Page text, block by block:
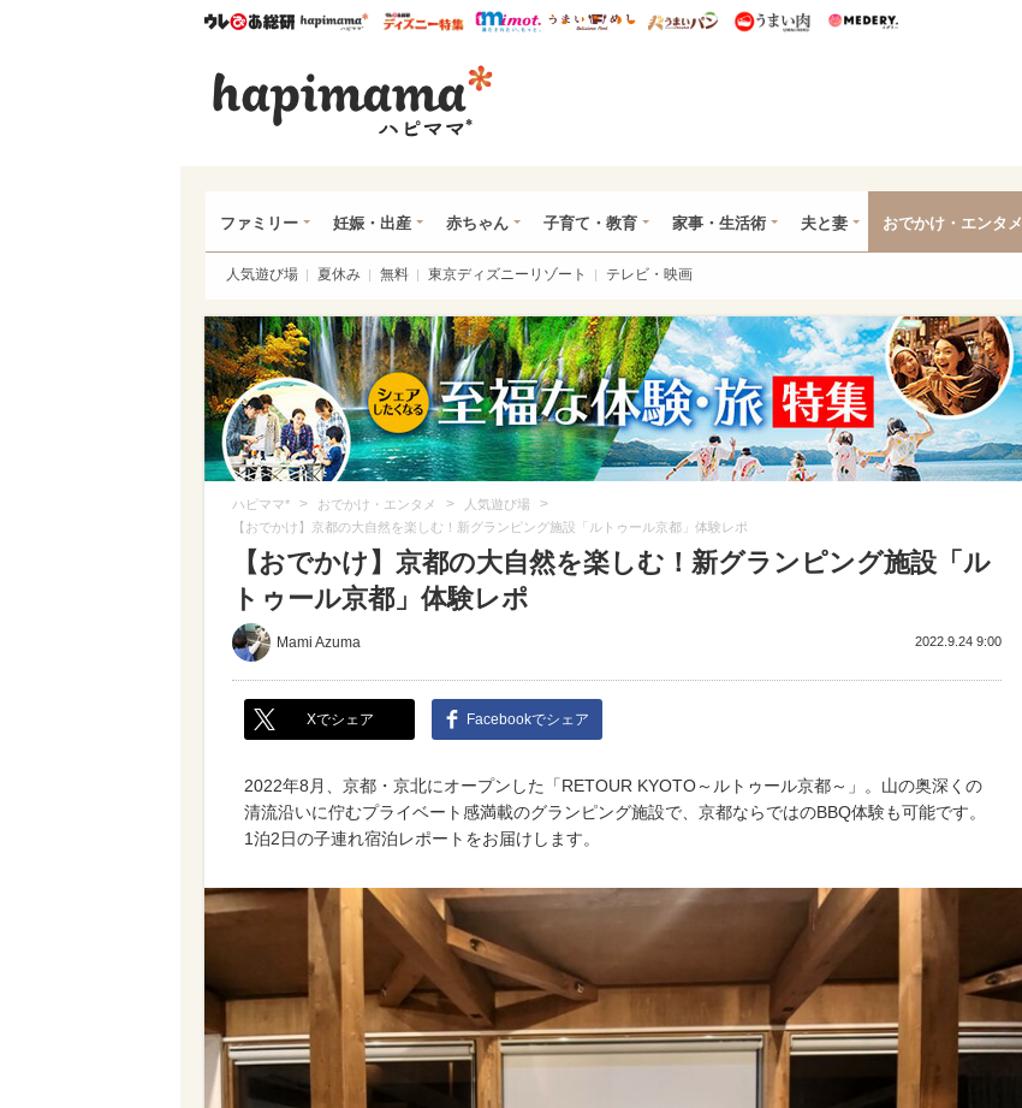
ウレぴあ総研ハピママ* ウレぴあ総研 ディズニー特集
mimot. うまいめし うまいパン うまい肉
ファミリー 妊娠・出産 赤ちゃん 子育て・教育 家事・生活術 夫と妻 おでかけ・エンタメ
人気遊び場 夏休み 無料 東京ディズニーリゾート テレビ・映画
ハピママ* > おでかけ・エンタメ > 人気遊び場 >
【おでかけ】京都の大自然を楽しむ！新グランピング施設「ルトゥール京都」体験レポ
【おでかけ】京都の大自然を楽しむ！新グランピング施設「ル
トゥール京都」体験レポ
Mami Azuma 2022.9.24 9:00
Xでシェア Facebookでシェア
2022年8月、京都・京北にオープンした「RETOUR KYOTO～ルトゥール京都～」。山の奥深くの
清流沿いに佇むプライベート感満載のグランピング施設で、京都ならではのBBQ体験も可能です。
1泊2日の子連れ宿泊レポートをお届けします。